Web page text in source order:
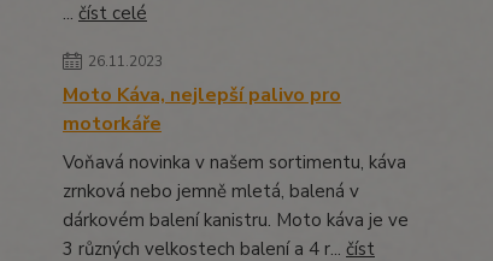
... číst celé
26.11.2023
Moto Káva, nejlepší palivo pro
motorkáře
Voňavá novinka v našem sortimentu, káva
zrnková nebo jemně mletá, balená v
dárkovém balení kanistru. Moto káva je ve
3 různých velkostech balení a 4 r... číst